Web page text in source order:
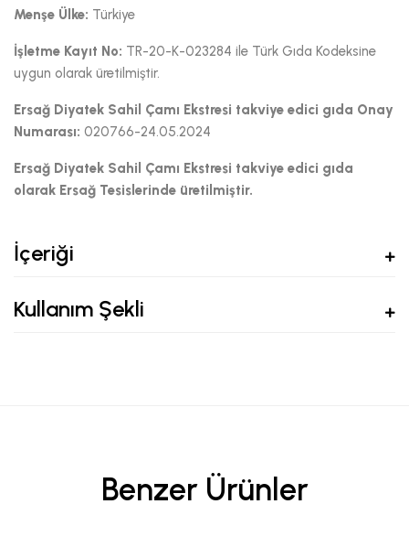
Menşe Ülke: Türkiye
İşletme Kayıt No: TR-20-K-023284 ile Türk Gıda Kodeksine
uygun olarak üretilmiştir.
Ersağ Diyatek Sahil Çamı Ekstresi takviye edici gıda Onay
Numarası: 020766-24.05.2024
Ersağ Diyatek Sahil Çamı Ekstresi takviye edici gıda
olarak Ersağ Tesislerinde üretilmiştir.
İçeriği
Kullanım Şekli
Benzer Ürünler